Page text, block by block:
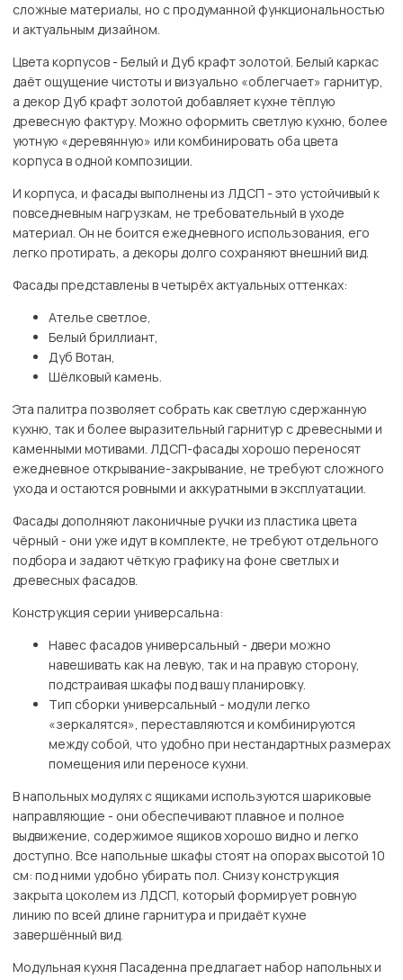
сложные материалы, но с продуманной функциональностью
и актуальным дизайном.
Цвета корпусов - Белый и Дуб крафт золотой. Белый каркас
даёт ощущение чистоты и визуально «облегчает» гарнитур,
а декор Дуб крафт золотой добавляет кухне тёплую
древесную фактуру. Можно оформить светлую кухню, более
уютную «деревянную» или комбинировать оба цвета
корпуса в одной композиции.
И корпуса, и фасады выполнены из ЛДСП - это устойчивый к
повседневным нагрузкам, не требовательный в уходе
материал. Он не боится ежедневного использования, его
легко протирать, а декоры долго сохраняют внешний вид.
Фасады представлены в четырёх актуальных оттенках:
Ателье светлое,
Белый бриллиант,
Дуб Вотан,
Шёлковый камень.
Эта палитра позволяет собрать как светлую сдержанную
кухню, так и более выразительный гарнитур с древесными и
каменными мотивами. ЛДСП-фасады хорошо переносят
ежедневное открывание-закрывание, не требуют сложного
ухода и остаются ровными и аккуратными в эксплуатации.
Фасады дополняют лаконичные ручки из пластика цвета
чёрный - они уже идут в комплекте, не требуют отдельного
подбора и задают чёткую графику на фоне светлых и
древесных фасадов.
Конструкция серии универсальна:
Навес фасадов универсальный - двери можно
навешивать как на левую, так и на правую сторону,
подстраивая шкафы под вашу планировку.
Тип сборки универсальный - модули легко
«зеркалятся», переставляются и комбинируются
между собой, что удобно при нестандартных размерах
помещения или переносе кухни.
В напольных модулях с ящиками используются шариковые
направляющие - они обеспечивают плавное и полное
выдвижение, содержимое ящиков хорошо видно и легко
доступно. Все напольные шкафы стоят на опорах высотой 10
см: под ними удобно убирать пол. Снизу конструкция
закрыта цоколем из ЛДСП, который формирует ровную
линию по всей длине гарнитура и придаёт кухне
завершённый вид.
Модульная кухня Пасаденна предлагает набор напольных и